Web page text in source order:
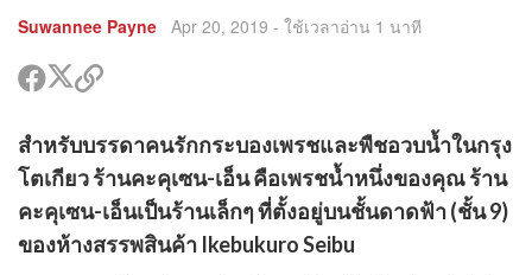
Suwannee Payne Apr 20, 2019 - ใช้เวลาอ่าน 1 นาที
แชร์
บุค
แชร์
ใน
ต
เตอร์
คัด
ไป
แชร์
สำหรับบรรดาคนรักกระบองเพรชและพืชอวบน้ำในกรุง
โตเกียว ร้านคะคุเซน-เอ็น คือเพรชน้ำหนึ่งของคุณ ร้าน
คะคุเซน-เอ็นเป็นร้านเล็กๆ ที่ตั้งอยู่บนชั้นดาดฟ้า (ชั้น 9)
ของห้างสรรพสินค้า Ikebukuro Seibu